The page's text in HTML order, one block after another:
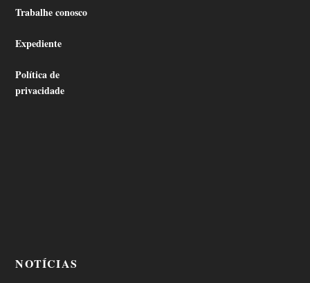
Trabalhe conosco
Expediente
Política de
privacidade
NOTÍCIAS